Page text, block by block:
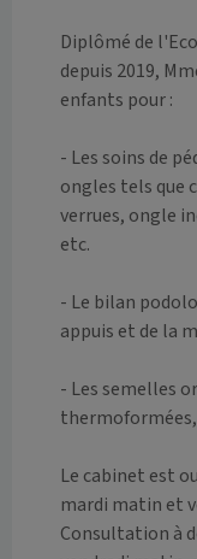
Diplômé de
depuis 2019,
enfants pour :
- Les soins de
ongles tels que
verrues, ongle
etc.
- Le bilan
appuis et de la
- Les semelles
Le cabinet est
mardi matin et
Consultation à